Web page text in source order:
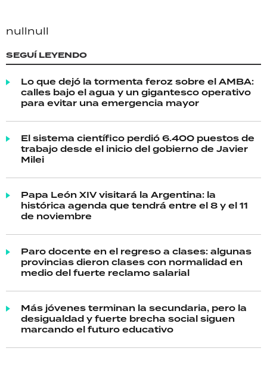
nullnull
SEGUÍ LEYENDO
Lo que dejó la tormenta feroz sobre el AMBA:
calles bajo el agua y un gigantesco operativo
para evitar una emergencia mayor
El sistema científico perdió 6.400 puestos de
trabajo desde el inicio del gobierno de Javier
Milei
Papa León XIV visitará la Argentina: la
histórica agenda que tendrá entre el 8 y el 11
de noviembre
Paro docente en el regreso a clases: algunas
provincias dieron clases con normalidad en
medio del fuerte reclamo salarial
Más jóvenes terminan la secundaria, pero la
desigualdad y fuerte brecha social siguen
marcando el futuro educativo